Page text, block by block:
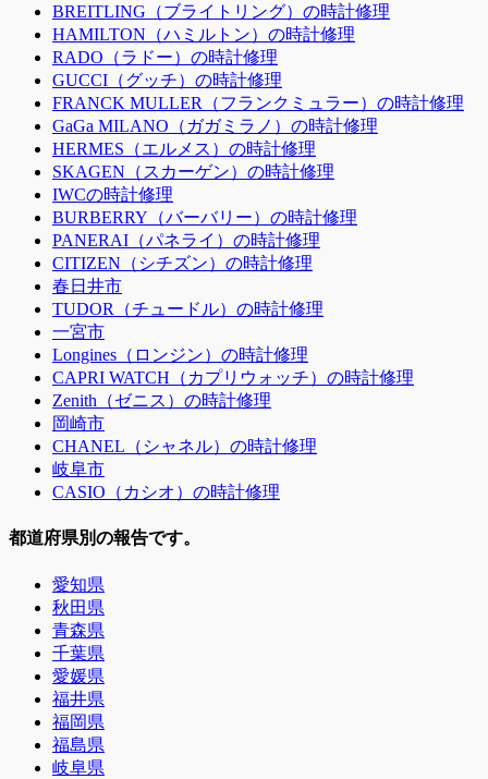
BREITLING（ブライトリング）の時計修理
HAMILTON（ハミルトン）の時計修理
RADO（ラドー）の時計修理
GUCCI（グッチ）の時計修理
FRANCK MULLER（フランクミュラー）の時計修理
GaGa MILANO（ガガミラノ）の時計修理
HERMES（エルメス）の時計修理
SKAGEN（スカーゲン）の時計修理
IWCの時計修理
BURBERRY（バーバリー）の時計修理
PANERAI（パネライ）の時計修理
CITIZEN（シチズン）の時計修理
春日井市
TUDOR（チュードル）の時計修理
一宮市
Longines（ロンジン）の時計修理
CAPRI WATCH（カプリウォッチ）の時計修理
Zenith（ゼニス）の時計修理
岡崎市
CHANEL（シャネル）の時計修理
岐阜市
CASIO（カシオ）の時計修理
都道府県別の報告です。
愛知県
秋田県
青森県
千葉県
愛媛県
福井県
福岡県
福島県
岐阜県